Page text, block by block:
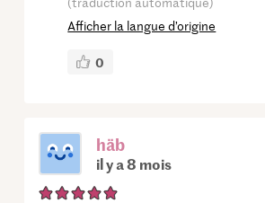
Afficher la langue d’origine
0
häb
il y a 8 mois